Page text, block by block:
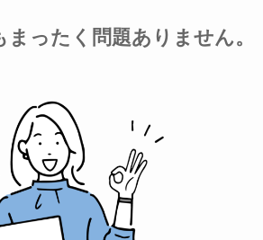
ったく問題ありません。